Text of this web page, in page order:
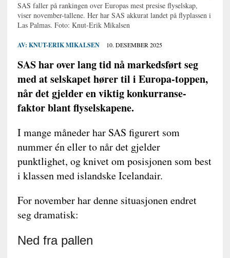
SAS faller på rankingen over Europas mest presise flyselskap,
viser november-tallene. Her har SAS akkurat landet på flyplassen i
Las Palmas. Foto: Knut-Erik Mikalsen
AV: KNUT-ERIK MIKALSEN 10. DESEMBER 2025
SAS har over lang tid nå markedsført seg
med at selskapet hører til i Europa-toppen,
når det gjelder en viktig konkurranse-
faktor blant flyselskapene.
I mange måneder har SAS figurert som
nummer én eller to når det gjelder
punktlighet, og knivet om posisjonen som best
i klassen med islandske Icelandair.
For november har denne situasjonen endret
seg dramatisk:
Ned fra pallen